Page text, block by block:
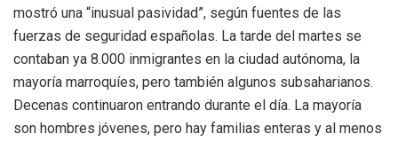
mostró una “inusual pasividad”, según fuentes de las
fuerzas de seguridad españolas. La tarde del martes se
contaban ya 8.000 inmigrantes en la ciudad autónoma, la
mayoría marroquíes, pero también algunos subsaharianos.
Decenas continuaron entrando durante el día. La mayoría
son hombres jóvenes, pero hay familias enteras y al menos